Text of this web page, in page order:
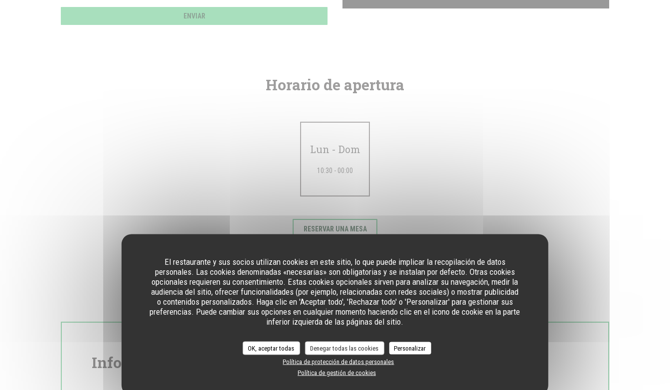
El restaurante y sus socios utilizan cookies en este sitio, lo que puede implicar la recopilación de datos
personales. Las cookies denominadas «necesarias» son obligatorias y se instalan por defecto. Otras cookies
opcionales requieren su consentimiento. Estas cookies opcionales sirven para analizar su navegación, medir la
audiencia del sitio, ofrecer funcionalidades (por ejemplo, relacionadas con redes sociales) o mostrar publicidad
o contenidos personalizados. Haga clic en 'Aceptar todo', 'Rechazar todo' o 'Personalizar' para gestionar sus
preferencias. Puede cambiar sus opciones en cualquier momento haciendo clic en el icono de cookie en la parte
inferior izquierda de las páginas del sitio.
OK, aceptar todas Denegar todas las cookies
Personalizar
Política de protección de datos personales
Política de gestión de cookies
Horario de apertura
Lun - Dom
10:30 - 00:00
RESERVAR UNA MESA
Información general